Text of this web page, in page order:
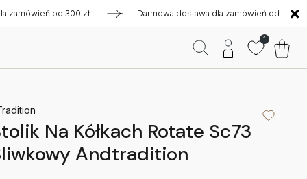
od 300 zł Darmowa dostawa dla zamówień od 300 zł
1
Na Kółkach Rotate Sc73
Andtradition